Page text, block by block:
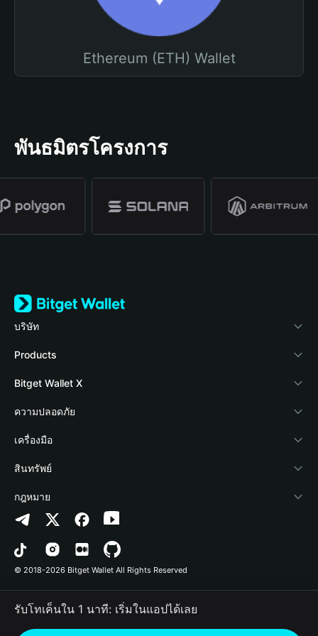
Ethereum (ETH) Wallet
พันธมิตรโครงการ
บริษัท
เกี่ยวกับ Bitget Wallet
Blog
Academy
ข่าวสารด้านคริปโต
ศูนย์ช่วยเหลือ
ติดต่อเรา
ทรัพยากรข้อมูลของแบรนด์
อาชีพ
Products
Crypto Card
Stablecoin Earn
Payfi Crypto
Crypto Swap API
Altcoin Season Index
Prediction Markets
DApp
RWA
Bitget Wallet X
นักพัฒนา
เชื่อมต่อ Wallet
Bitget Wallet Pay
ลิสต์โปรเจกต์
ความปลอดภัย
Protection Fund
เทคโนโลยีความปลอดภัย
เครื่องมือ
ซื้อคริปโต
การตรวจจับการอนุญาต
การตรวจจับสัญญา
การโอนเป็นชุด
สินทรัพย์
Arbitrum
Avalanche
Bitcoin
Polygon
กฎหมาย
นโยบายความเป็นส่วนตัว
ข้อตกลงในการใช้บริการ
© 2018-2026 Bitget Wallet All Rights Reserved
รับโทเค็นใน 1 นาที: เริ่มในแอปได้เลย